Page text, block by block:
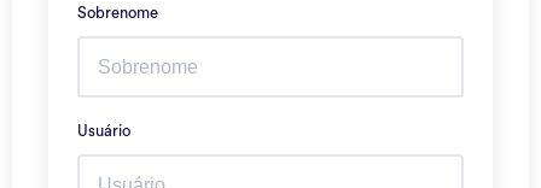
Sobrenome
Usuário